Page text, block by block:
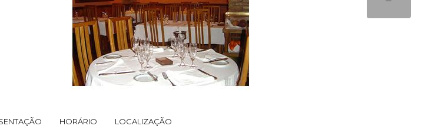
HORÁRIO LOCALIZAÇÃO